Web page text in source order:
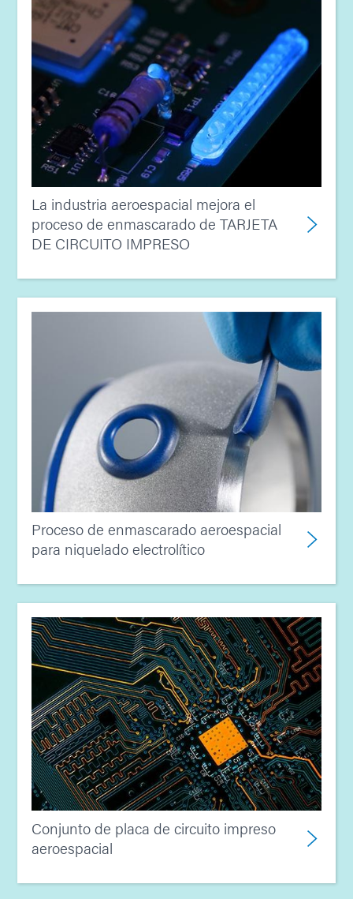
La industria aeroespacial mejora el
proceso de enmascarado de TARJETA
DE CIRCUITO IMPRESO
Proceso de enmascarado aeroespacial
para niquelado electrolítico
Conjunto de placa de circuito impreso
aeroespacial